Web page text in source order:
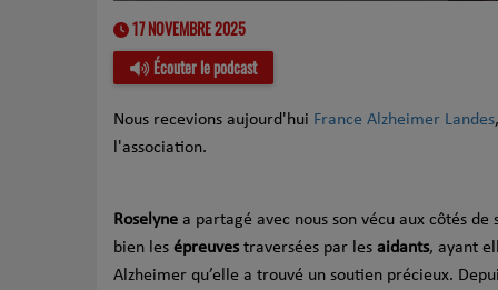
17 NOVEMBRE 2025
Écouter le podcast
Nous recevions aujourd'hui France Alzheimer Landes
l'association.
Roselyne a partagé avec nous son vécu aux côtés
bien les épreuvestraversées par les aidants, ayant
Alzheimer qu’elle a trouvé un soutien précieux.